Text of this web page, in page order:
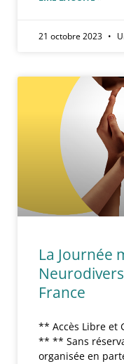
21 octobre 2023
La Journée
France
** Accès Libre et
** ** Sans
organisée en